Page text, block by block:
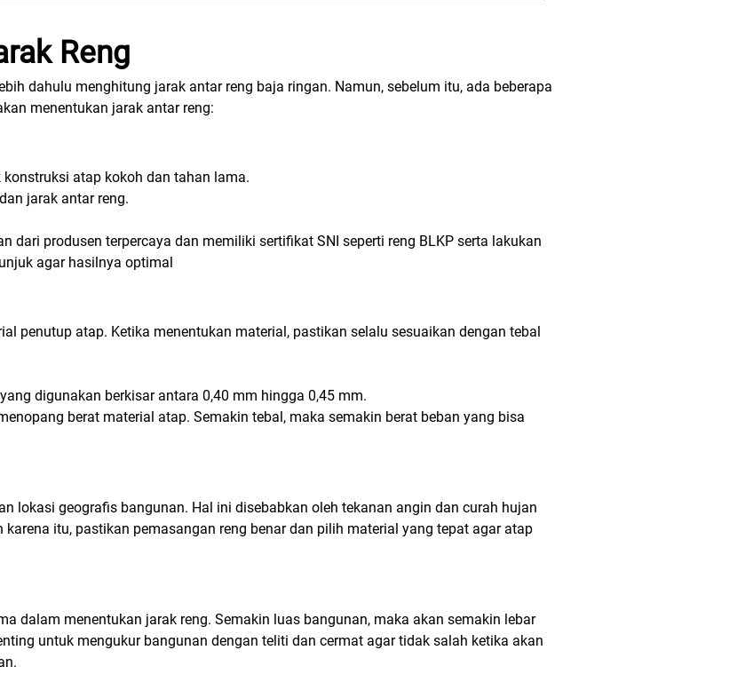
Reng
dahulu menghitung jarak antar reng baja ringan. Namun, sebelum itu, ada beberapa
menentukan jarak antar reng:
atap kokoh dan tahan lama.
jarak antar reng.
dari produsen terpercaya dan memiliki sertifikat SNI seperti reng BLKP serta lakukan
agar hasilnya optimal
penutup atap. Ketika menentukan material, pastikan selalu sesuaikan dengan tebal
digunakan berkisar antara 0,40 mm hingga 0,45 mm.
berat material atap. Semakin tebal, maka semakin berat beban yang bisa
lokasi geografis bangunan. Hal ini disebabkan oleh tekanan angin dan curah hujan
karena itu, pastikan pemasangan reng benar dan pilih material yang tepat agar atap
dalam menentukan jarak reng. Semakin luas bangunan, maka akan semakin lebar
untuk mengukur bangunan dengan teliti dan cermat agar tidak salah ketika akan